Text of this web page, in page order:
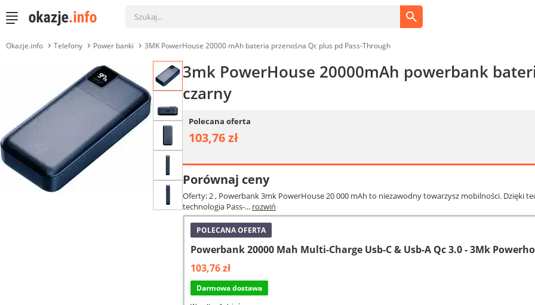
Okazje.info Telefony Power banki 3MK PowerHouse 20000 mAh bateria przenośna Qc plus pd Pass-Through
3mk PowerHouse 20000mAh powerbank
czarny
Polecana oferta
103,76 zł
Porównaj ceny
Oferty: 2, Powerbank 3mk PowerHouse 20 000 mAh to niezawodny towarzysz mobilności. Dzięki
technologia Pass-... rozwiń
POLECANA OFERTA
Powerbank 20000 Mah Multi-Charge Usb-C & Usb-A Qc 3.0 - 3Mk
103,76 zł
Darmowa dostawa